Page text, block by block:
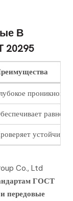
В
20295
Co., Ltd
ГОСТ
передовые